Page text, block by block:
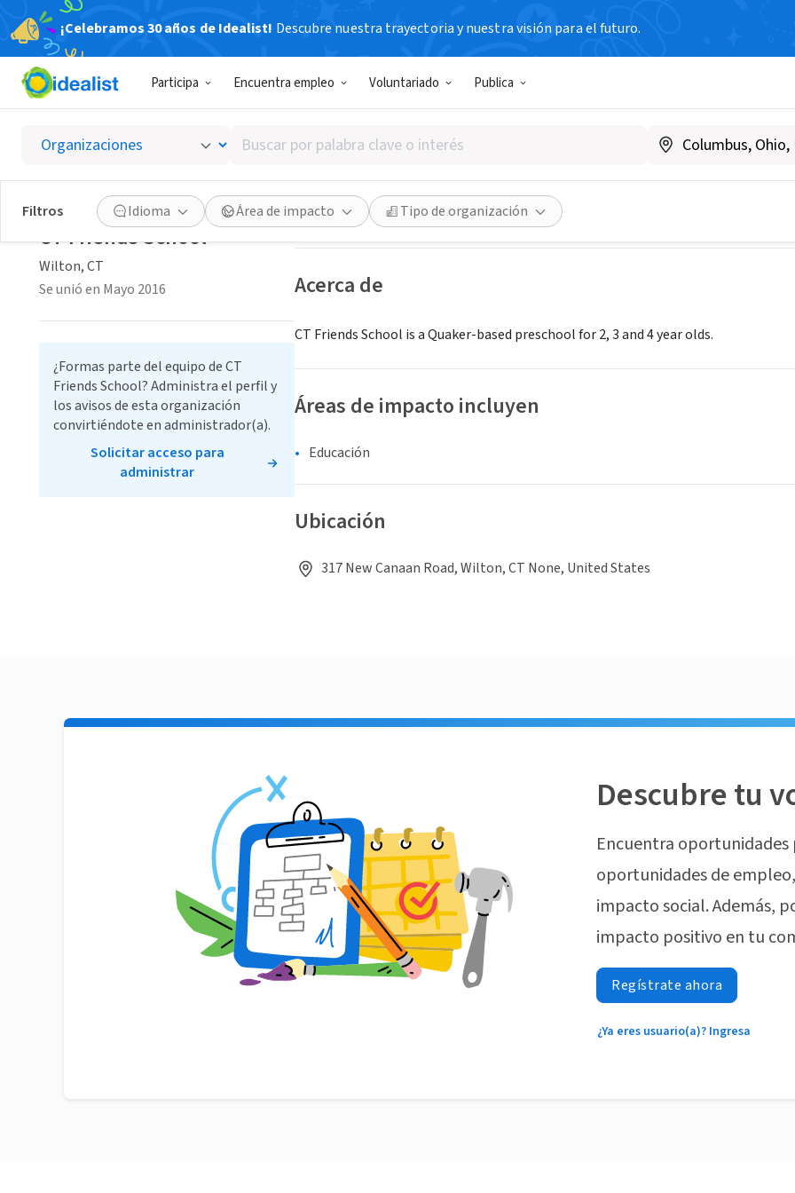
¡Celebramos 30 años de Idealist! Descubre nuestra trayectoria y nuestra visión para el futuro.
Participa Encuentra empleo Voluntariado Publica
Buscar
por
palabra
clave
o
interés
Filtros Idioma Área de impacto Tipo de organización
CT Friends School
Wilton, CT| www.ctfriendsschool.org
Guardar Compartir
Acerca de
CT Friends School is a Quaker-based preschool for 2, 3 and 4 year olds.
Áreas de impacto incluyen
Educación
Ubicación
317 New Canaan Road, Wilton, CT None, United States
CT Friends School
Wilton, CT
Se unió en Mayo 2016
¿Formas parte del equipo de CT
Friends School? Administra el perfil y
los avisos de esta organización
convirtiéndote en administrador(a).
Solicitar acceso para
administrar
Descubre tu
Encuentra
oportunidades de
impacto social. Además,
impacto positivo en tu
Regístrate ahora
¿Ya eres usuario(a)? Ingresa